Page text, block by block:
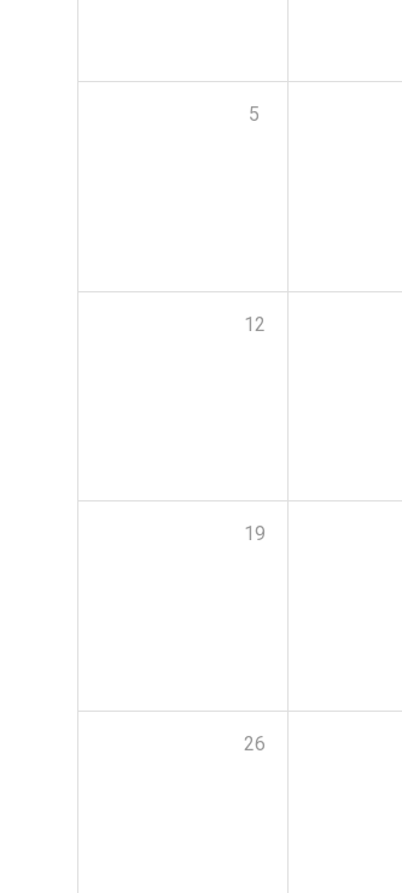
5
12
19
26